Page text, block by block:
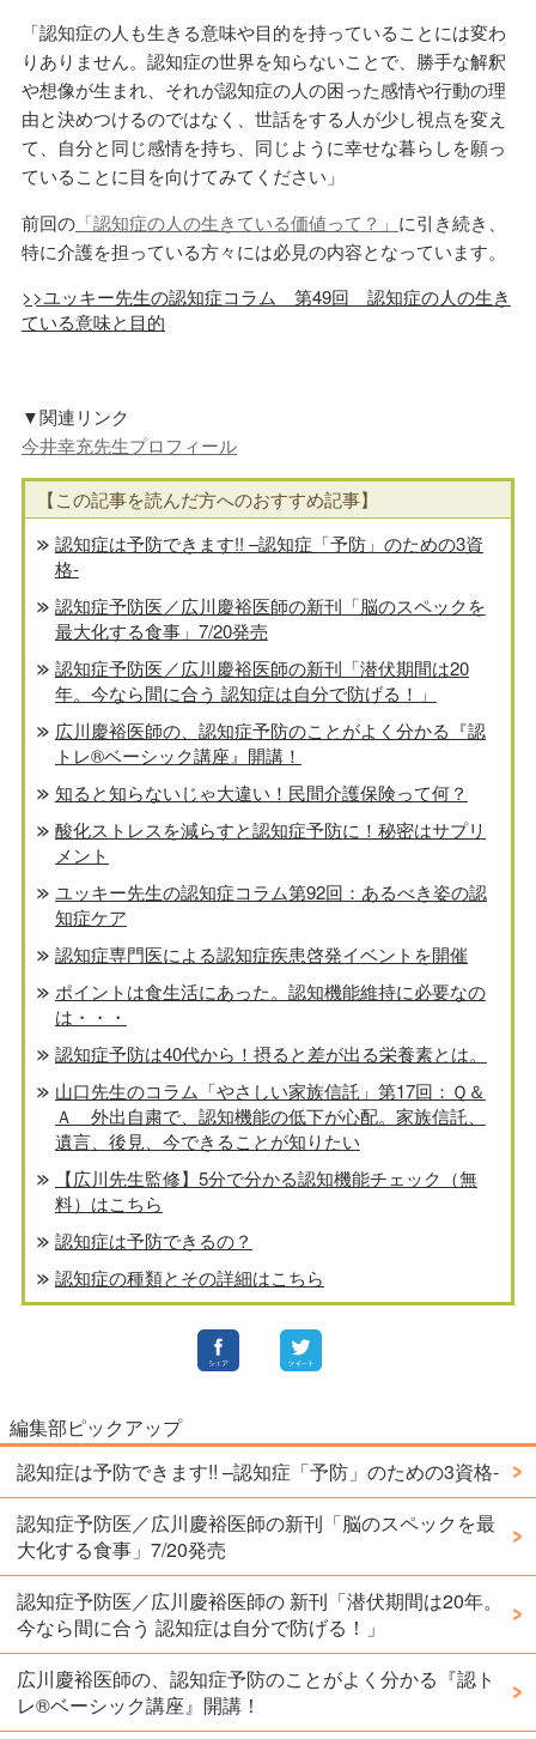
「認知症の人も生きる意味や目的を持っていることには変わ
りありません。認知症の世界を知らないことで、勝手な解釈
や想像が生まれ、それが認知症の人の困った感情や行動の理
由と決めつけるのではなく、世話をする人が少し視点を変え
て、自分と同じ感情を持ち、同じように幸せな暮らしを願っ
ていることに目を向けてみてください」
前回の「認知症の人の生きている価値って？」 に引き続き、
特に介護を担っている方々には必見の内容となっています。
>>ユッキー先生の認知症コラム 第49回 認知症の人の生き
ている意味と目的
▼関連リンク
今井幸充先生プロフィール
【この記事を読んだ方へのおすすめ記事】
認知症は予防できます!! –認知症「予防」のための3資
格-
認知症予防医／広川慶裕医師の新刊「脳のスペックを
最大化する食事」7/20発売
認知症予防医／広川慶裕医師の新刊「潜伏期間は20
年。今なら間に合う 認知症は自分で防げる！」
広川慶裕医師の、認知症予防のことがよく分かる『認
トレ®️ベーシック講座』開講！
知ると知らないじゃ大違い！民間介護保険って何？
酸化ストレスを減らすと認知症予防に！秘密はサプリ
メント
ユッキー先生の認知症コラム第92回：あるべき姿の認
知症ケア
認知症専門医による認知症疾患啓発イベントを開催
ポイントは食生活にあった。認知機能維持に必要なの
は・・・
認知症予防は40代から！摂ると差が出る栄養素とは。
山口先生のコラム「やさしい家族信託」第17回：Ｑ＆
Ａ 外出自粛で、認知機能の低下が心配。家族信託、
遺言、後見、今できることが知りたい
【広川先生監修】5分で分かる認知機能チェック（無
料）はこちら
認知症は予防できるの？
認知症の種類とその詳細はこちら
編集部ピックアップ
認知症は予防できます!! –認知症「予防」のための3資格-
認知症予防医／広川慶裕医師の新刊「脳のスペックを最
大化する食事」7/20発売
認知症予防医／広川慶裕医師の 新刊「潜伏期間は20年。
今なら間に合う 認知症は自分で防げる！」
広川慶裕医師の、認知症予防のことがよく分かる『認ト
レ®️ベーシック講座』開講！